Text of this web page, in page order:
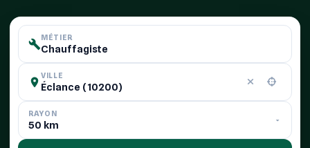
MÉTIER
VILLE
RAYON